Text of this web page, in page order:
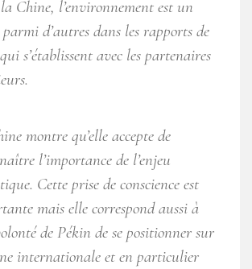
Chine, l’environnement est un
d’autres dans les rapports de
s’établissent avec les partenaires
montre qu’elle accepte de
l’importance de l’enjeu
Cette prise de conscience est
mais elle correspond aussi à
de Pékin de se positionner sur
internationale et en particulier